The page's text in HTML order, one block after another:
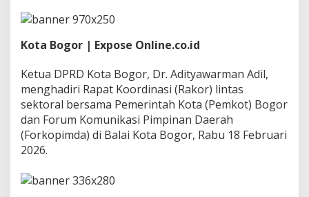
o
B
o
g
o
r
D
Kota Bogor | Expose Online.co.id
Ketua DPRD Kota Bogor, Dr. Adityawarman Adil,
menghadiri Rapat Koordinasi (Rakor) lintas
sektoral bersama Pemerintah Kota (Pemkot) Bogor
dan Forum Komunikasi Pimpinan Daerah
(Forkopimda) di Balai Kota Bogor, Rabu 18 Februari
2026.